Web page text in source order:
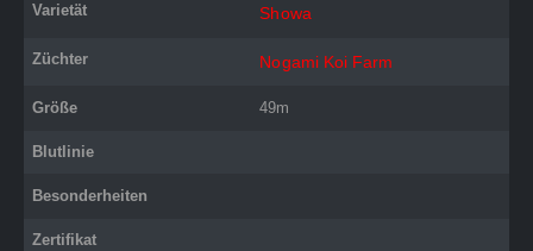
Varietät Showa
Züchter Nogami Koi Farm
Größe 49m
Blutlinie
Besonderheiten
Zertifikat